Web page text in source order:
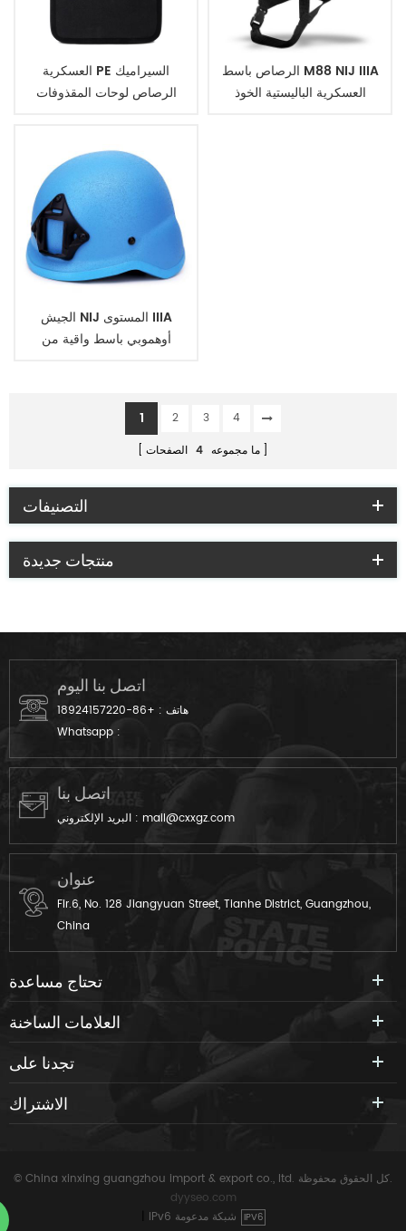
العسكرية PE السيراميك
الرصاص لوحات المقذوفات
الرصاص باسط M88 NIJ IIIA
العسكرية الباليستية الخوذ
الجيش NIJ المستوى IIIA
أوهموبي باسط واقية من
1
2 3
4
ما مجموعه 4 الصفحات
التصنيفات
منتجات جديدة
اتصل بنا اليوم
هاتف : +86-18924157220
Whatsapp :
اتصل بنا
البريد الإلكتروني : mail@cxxgz.com
عنوان
Flr.6, No. 128 Jiangyuan Street, Tianhe District, Guangzhou,
China
تحتاج مساعدة
العلامات الساخنة
تجدنا على
الاشتراك
© China xinxing guangzhou import & export co., ltd. كل الحقوق محفوظة.
dyyseo.com
IPv6 شبكة مدعومة IPV6